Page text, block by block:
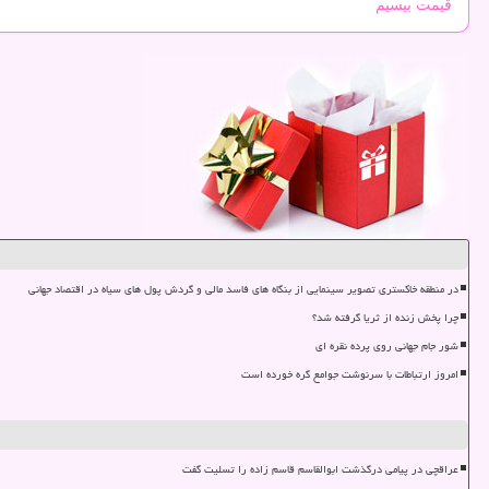
قیمت بیسیم
در منطقه خاکستری تصویر سینمایی از بنگاه های فاسد مالی و گردش پول های سیاه در اقتصاد جهانی
چرا پخش زنده از ثریا گرفته شد؟
شور جام جهانی روی پرده نقره ای
امروز ارتباطات با سرنوشت جوامع گره خورده است
عراقچی در پیامی درگذشت ابوالقاسم قاسم زاده را تسلیت گفت